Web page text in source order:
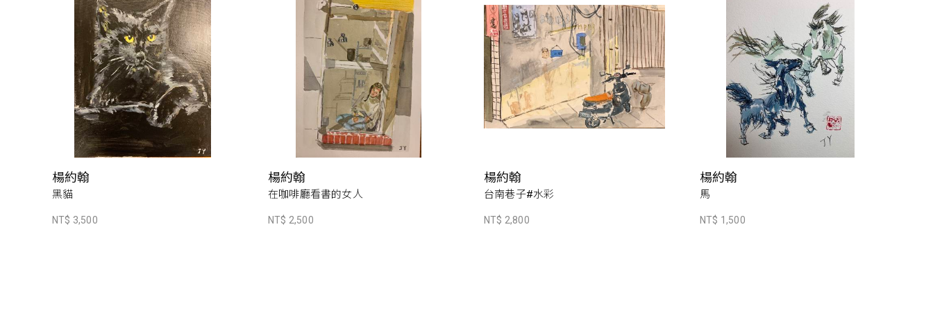
楊約翰
黑貓
NT$ 3,500
楊約翰
在咖啡廳看書的女人
NT$ 2,500
楊約翰
台南巷子#水彩
NT$ 2,800
楊約翰
馬
NT$ 1,500